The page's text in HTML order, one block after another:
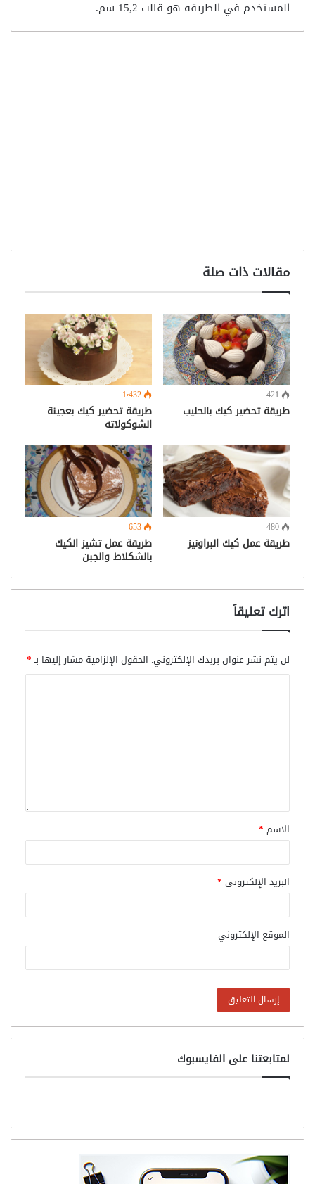
المستخدم في الطريقة هو قالب 15,2 سم.
مقالات ذات صلة
421
طريقة تحضير كيك بالحليب
1٬432
طريقة تحضير كيك بعجينة
الشوكولاته
480
طريقة عمل كيك البراونيز
653
طريقة عمل تشيز الكيك
بالشكلاط والجبن
اترك تعليقاً
لن يتم نشر عنوان بريدك الإلكتروني. الحقول الإلزامية مشار إليها بـ*
الاسم *
البريد الإلكتروني *
الموقع الإلكتروني
لمتابعتنا على الفايسبوك